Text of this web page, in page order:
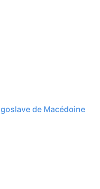
de Macédoine